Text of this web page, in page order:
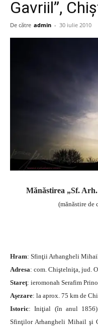
Gavriil”,
De către admin - 30 iulie 2010
Mănăstirea „Sf.
(mănăstire de
Hram: Sfinţii Arhangheli
Adresa: com. Chiştelniţa, jud.
Stareţ: ieromonah Serafim
Aşezare: la aprox. 75 km de
Istoric: Iniţial (în anul 1856)
Sfinţilor Arhangheli Mihail şi